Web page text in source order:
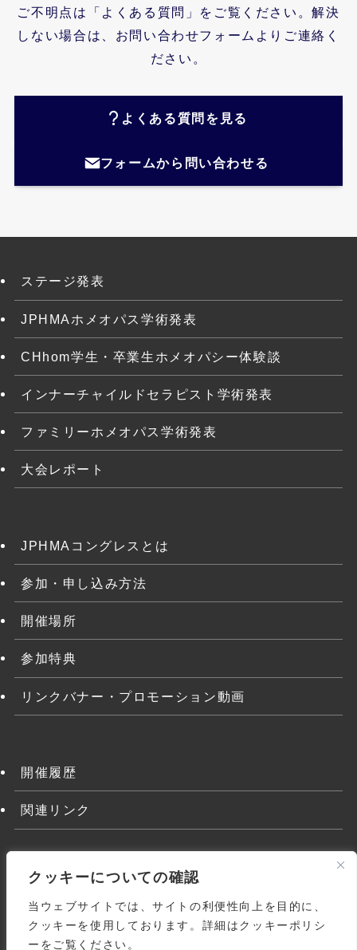
クッキーについての確認
当ウェブサイトでは、サイトの利便性向上を目的に、
クッキーを使用しております。詳細はクッキーポリシ
ーをご覧ください。
ご不明点は「よくある質問」をご覧ください。解決
しない場合は、お問い合わせフォームよりご連絡く
ださい。
よくある質問を見る
フォームから問い合わせる
ステージ発表
JPHMAホメオパス学術発表
CHhom学生・卒業生ホメオパシー体験談
インナーチャイルドセラピスト学術発表
ファミリーホメオパス学術発表
大会レポート
JPHMAコングレスとは
参加・申し込み方法
開催場所
参加特典
リンクバナー・プロモーション動画
開催履歴
関連リンク